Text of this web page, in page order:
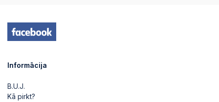
Informācija
B.U.J.
Kā pirkt?